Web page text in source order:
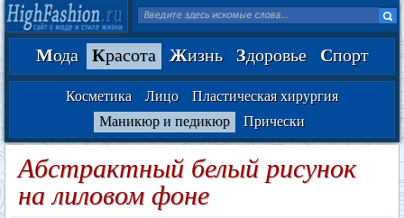
Мода Красота Жизнь Здоровье Спорт
Косметика Лицо
Пластическая хирургия
Маникюр и педикюр
Прически
Абстрактный белый рисунок
на лиловом фоне